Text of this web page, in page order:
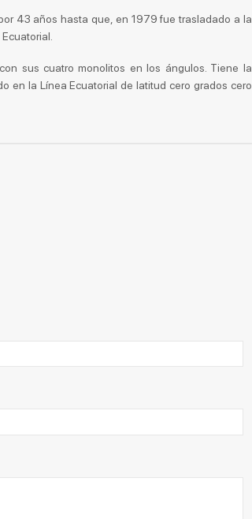
43 años hasta que, en 1979 fue trasladado a la
sus cuatro monolitos en los ángulos. Tiene la
en la Línea Ecuatorial de latitud cero grados cero